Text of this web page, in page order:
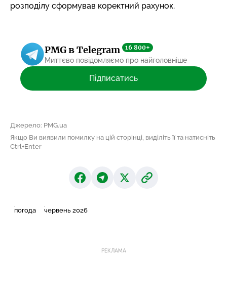
розподілу сформував коректний рахунок.
PMG в Telegram 16 800+
Миттєво повідомляємо про найголовніше
Підписатись
Джерело: PMG.ua
Якщо Ви виявили помилку на цій сторінці, виділіть її та натисніть
Ctrl+Enter
погода червень 2026
РЕКЛАМА